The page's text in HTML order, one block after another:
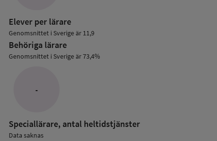
Elever per lärare
Genomsnittet i Sverige är 11,9
Behöriga lärare
Genomsnittet i Sverige är 73,4%
-
Speciallärare, antal heltidstjänster
Data saknas